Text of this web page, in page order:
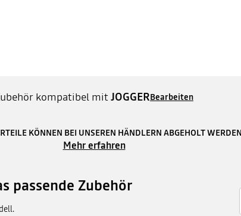
kompatibel mitJOGGERBearbeiten
KÖNNEN BEI UNSEREN HÄNDLERN ABGEHOLT WERDEN
Mehr erfahren
passende Zubehör